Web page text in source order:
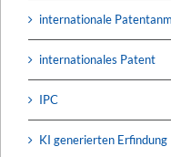
internationale
internationales Patent
IPC
KI generierten Erfindung